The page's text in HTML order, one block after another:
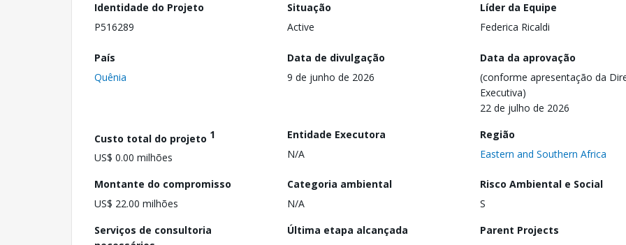
Identidade do Projeto
P516289
Situação
Active
Líder da Equipe
Federica Ricaldi
País
Quênia
Data de divulgação
9 de junho de 2026
Data da aprovação
(conforme apresentação da
Executiva)
22 de julho de 2026
Custo total do projeto 1
US$ 0.00 milhões
Entidade Executora
N/A
Região
Eastern and Southern Africa
Montante do compromisso
US$ 22.00 milhões
Categoria ambiental
N/A
Risco Ambiental e Social
S
Serviços de consultoria
Última etapa alcançada
Parent Projects